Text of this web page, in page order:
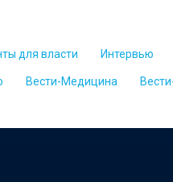
для власти Интервью
Вести-Медицина